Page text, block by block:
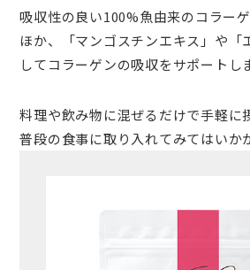
吸収性の良い100%魚由来のコラー
ほか、「マンゴスチンエキス」や「
してコラーゲンの吸収をサポートし
料理や飲み物に混ぜるだけで手軽に
普段の食事に取り入れてみてはいか